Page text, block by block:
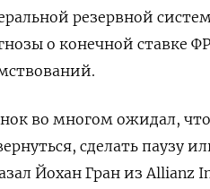
резервной
о конечной ставке
во многом ожидал,
сделать паузу
Йохан Гран из Allianz